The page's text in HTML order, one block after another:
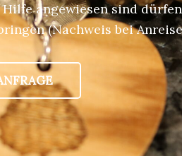
angewiesen sind
(Nachweis bei